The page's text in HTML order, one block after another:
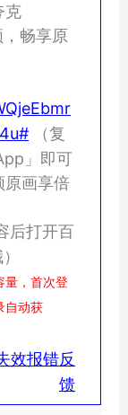
克
畅享原
（复
」即可
原画享倍
后打开百
量，首次登
自动获
效报错反
馈